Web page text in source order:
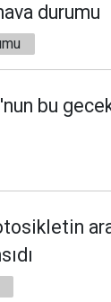
durumu
bu